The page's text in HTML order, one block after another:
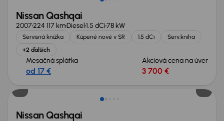
Nissan Qashqai
2007224 117 kmDiesel1.5 dCi78 kW
Servisná knižka Kúpené nové v SR 1.5 dCi
Serv.kniha
+2 ďalších
Mesačná splátka
od 17 €
Akciová cena na úver
3 700 €
Nissan Qashqai